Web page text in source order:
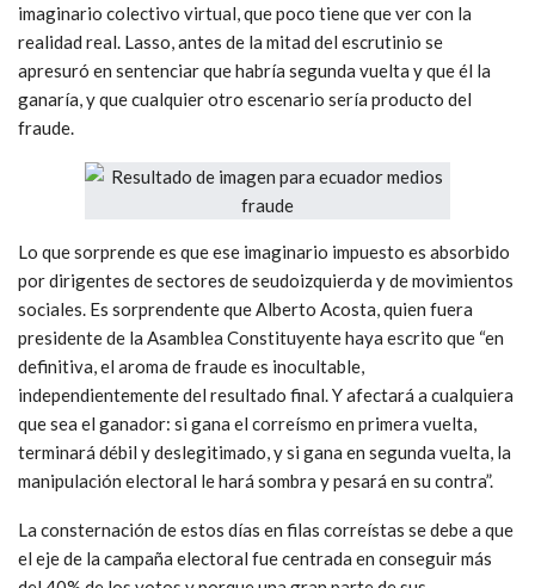
imaginario colectivo virtual, que poco tiene que ver con la
realidad real. Lasso, antes de la mitad del escrutinio se
apresuró en sentenciar que habría segunda vuelta y que él la
ganaría, y que cualquier otro escenario sería producto del
fraude.
Lo que sorprende es que ese imaginario impuesto es absorbido